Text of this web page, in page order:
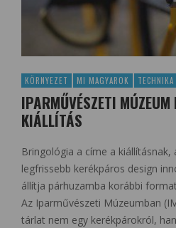
KÖRNYEZET MI MAGYAROK TECHNIKA
IPARMŰVÉSZETI MÚZEUM
KIÁLLÍTÁS
Bringológia a címe a
legfrissebb kerékpáros design
állítja párhuzamba korábbi
Az Iparművészeti Múzeumban
tárlat nem egy kerékpárokról,